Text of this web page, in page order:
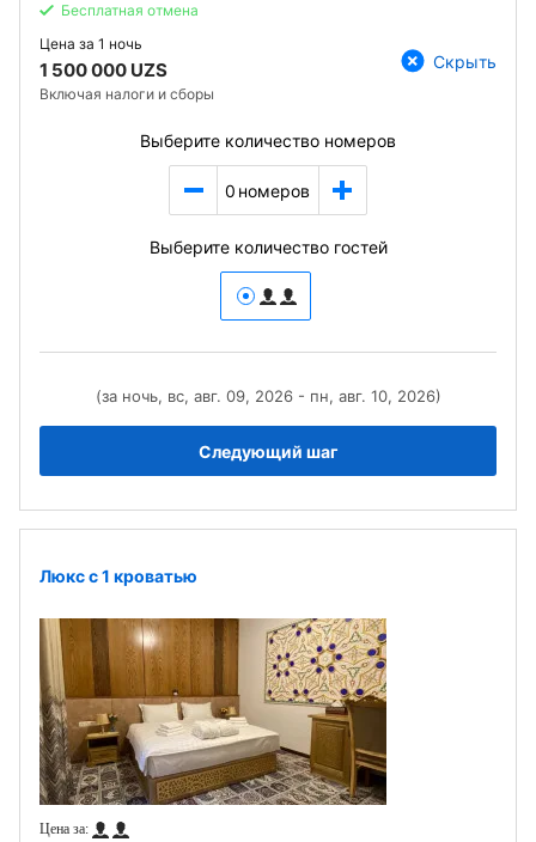
Бесплатная отмена
Цена за 1 ночь
1 500 000 UZS
Включая налоги и сборы
Скрыть
Выберите количество номеров
0 номеров
Выберите количество гостей
(за ночь, вс, авг. 09, 2026 - пн, авг. 10, 2026)
Следующий шаг
Люкс с 1 кроватью